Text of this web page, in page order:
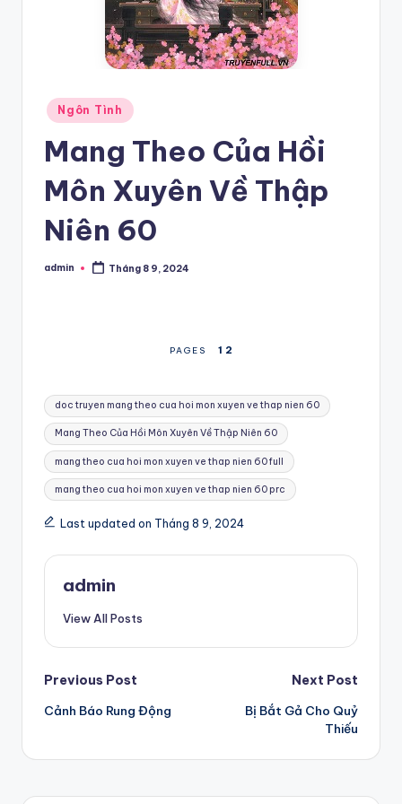
Posted
in
Ngôn Tình
Mang Theo Của Hồi
Môn Xuyên Về Thập
Niên 60
Posted
admin Tháng 8 9, 2024
PAGES 1 2
Tags:
doc truyen mang theo cua hoi mon xuyen ve thap nien 60
Mang Theo Của Hồi Môn Xuyên Về Thập Niên 60
mang theo cua hoi mon xuyen ve thap nien 60 full
mang theo cua hoi mon xuyen ve thap nien 60 prc
Last updated on Tháng 8 9, 2024
admin
View All Posts
Post
navigation
Previous Post
Cảnh Báo Rung Động
Next Post
Bị Bắt Gả Cho Quỷ
Thiếu